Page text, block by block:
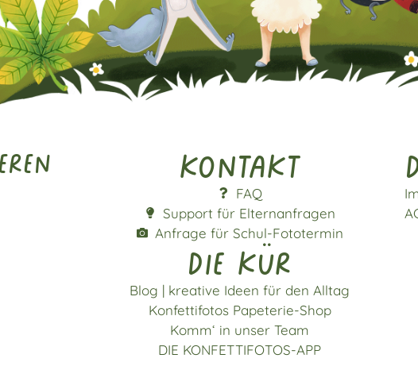
Kontakt
FAQ
Support für Elternanfragen
Anfrage für Schul-Fototermin
die kür
Blog | kreative Ideen für den Alltag
Konfettifotos Papeterie-Shop
Komm‘ in unser Team
DIE KONFETTIFOTOS-APP